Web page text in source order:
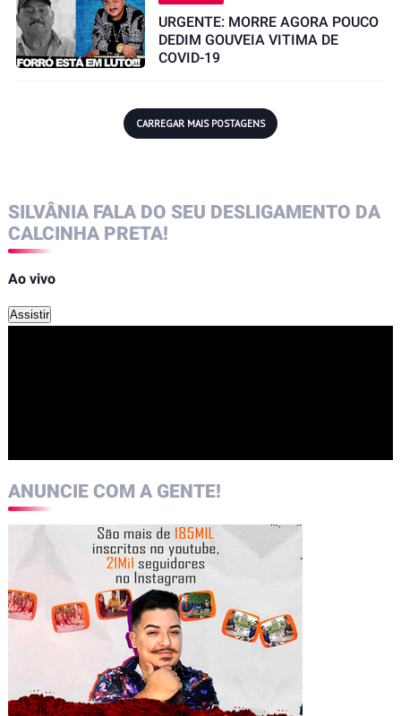
URGENTE: MORRE AGORA POUCO
DEDIM GOUVEIA VITIMA DE
COVID-19
CARREGAR MAIS POSTAGENS
SILVÂNIA FALA DO SEU DESLIGAMENTO DA
CALCINHA PRETA!
Ao vivo
Assistir
ANUNCIE COM A GENTE!